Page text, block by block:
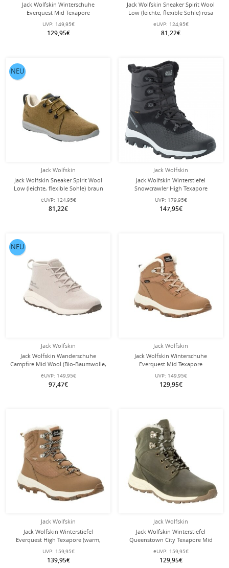
Jack Wolfskin Winterschuhe
Everquest Mid Texapore
(warm,wasserdicht,PFC-Frei)
hellbraun Damen
UVP: 149,95€
129,95€
Jack Wolfskin Sneaker Spirit Wool
Low (leichte, flexible Sohle) rosa
Damen
eUVP: 124,95€
81,22€
Jack Wolfskin
Jack Wolfskin Sneaker Spirit Wool
Low (leichte, flexible Sohle) braun
Damen
eUVP: 124,95€
81,22€
NEU
Jack Wolfskin
Jack Wolfskin Winterstiefel
Snowcrawler High Texapore
(wasserdicht) phantomschwarz
Damen
UVP: 179,95€
147,95€
Jack Wolfskin
Jack Wolfskin Wanderschuhe
Campfire Mid Wool (Bio-Baumwolle,
bequem, atmungsaktiv) grau Damen
eUVP: 149,95€
97,47€
NEU
Jack Wolfskin
Jack Wolfskin Winterschuhe
Everquest Mid Texapore
(warm,wasserdicht,PFC-Frei)
sandbraun Damen
UVP: 149,95€
129,95€
Jack Wolfskin
Jack Wolfskin Winterstiefel
Everquest High Texapore (warm,
wasserdicht, PFC-Frei) sandbraun
Damen
UVP: 159,95€
139,95€
Jack Wolfskin
Jack Wolfskin Winterstiefel
Queenstown City Texapore Mid
(Leder, wasserdicht) mossgrün
Damen
eUVP: 159,95€
129,95€